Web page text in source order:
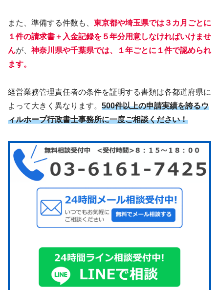
また、準備する件数も、 東京都や埼玉県では３カ月ごとに
１件の請求書＋入金記録を５年分用意しなければいけませ
んが、神奈川県や千葉県では、１年ごとに１件で認められ
ます。
経営業務管理責任者の条件を証明する書類は各都道府県に
よって大きく異なります。 500件以上の申請実績を誇るウ
ィルホープ行政書士事務所に一度ご相談ください！